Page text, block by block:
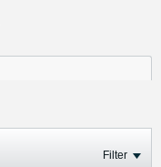
Filter